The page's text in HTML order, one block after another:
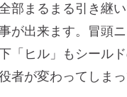
部まるまる引き継
が出来ます。冒頭
「ヒル」もシール
者が変わってしま